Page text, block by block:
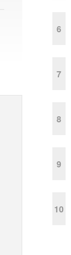
6
7
8
9
10